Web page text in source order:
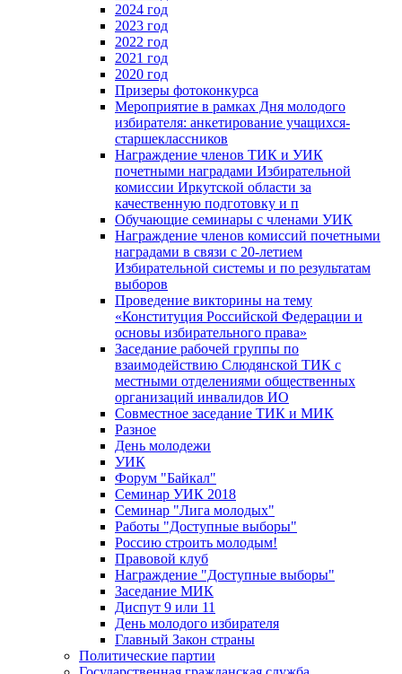
2024 год
2023 год
2022 год
2021 год
2020 год
Призеры фотоконкурса
Мероприятие в рамках Дня молодого
избирателя: анкетирование учащихся-
старшеклассников
Награждение членов ТИК и УИК
почетными наградами Избирательной
комиссии Иркутской области за
качественную подготовку и п
Обучающие семинары с членами УИК
Награждение членов комиссий почетными
наградами в связи с 20-летием
Избирательной системы и по результатам
выборов
Проведение викторины на тему
«Конституция Российской Федерации и
основы избирательного права»
Заседание рабочей группы по
взаимодействию Слюдянской ТИК с
местными отделениями общественных
организаций инвалидов ИО
Совместное заседание ТИК и МИК
Разное
День молодежи
УИК
Форум "Байкал"
Семинар УИК 2018
Семинар "Лига молодых"
Работы "Доступные выборы"
Россию строить молодым!
Правовой клуб
Награждение "Доступные выборы"
Заседание МИК
Диспут 9 или 11
День молодого избирателя
Главный Закон страны
Политические партии